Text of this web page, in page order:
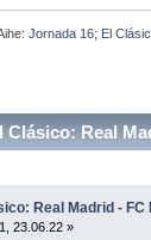
Jornada 16; El
Clásico: Real
Real Madrid - FC
23.06.22 »